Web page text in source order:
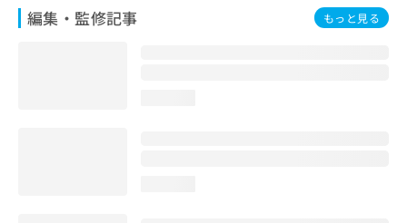
編集・監修記事 もっと見る